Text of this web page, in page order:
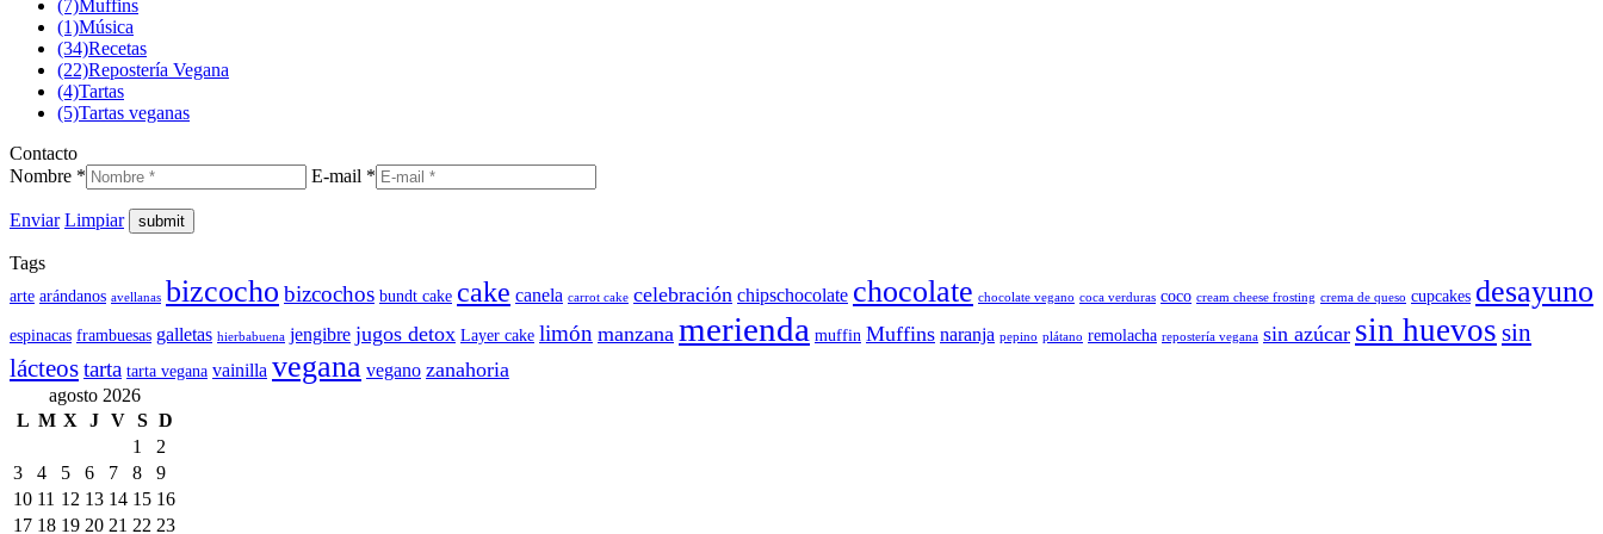
(7)Muffins
(1)Música
(34)Recetas
(22)Repostería Vegana
(4)Tartas
(5)Tartas veganas
Contacto
Nombre *
E-mail *
Enviar Limpiar
Tags
arte arándanos avellanas bizcocho bizcochos bundt cake cake canela carrot cake celebración chipschocolate chocolate chocolate vegano coca verduras coco cream cheese frosting crema de queso cupcakes desayuno
espinacas frambuesas galletas hierbabuena jengibre jugos detox Layer cake limón manzana merienda muffin Muffins naranja pepino plátano remolacha repostería vegana sin azúcar sin huevos sin
lácteostarta tarta vegana vainilla vegana vegano zanahoria
agosto 2026
L M X J V S D
1
2
3
4 5 6 7 8
9
10 11 12 13 14 15 16
17 18 19 20 21 22 23